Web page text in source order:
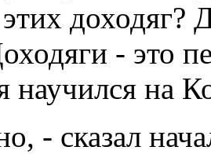
доходяг?
- это
научился на
- сказал